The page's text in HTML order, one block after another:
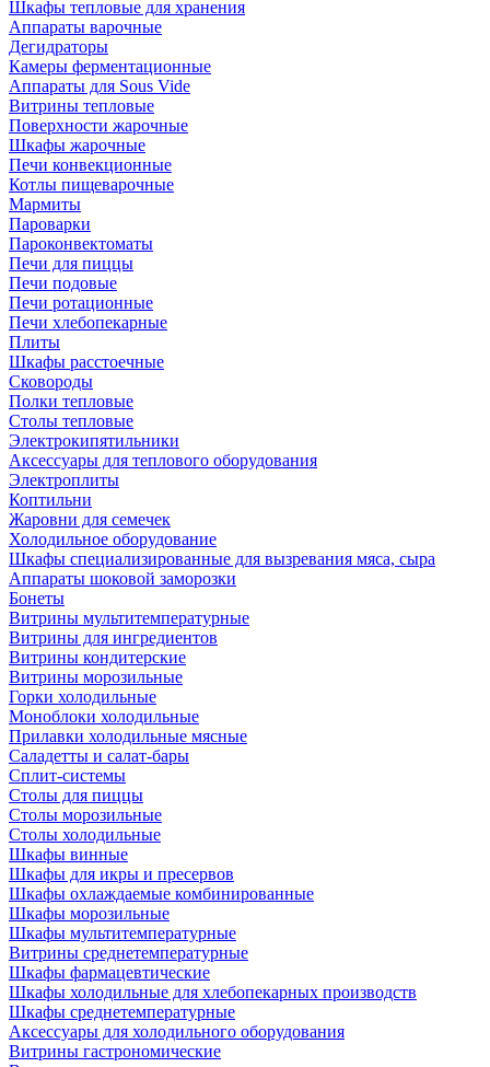
Шкафы тепловые для хранения
Аппараты варочные
Дегидраторы
Камеры ферментационные
Аппараты для Sous Vide
Витрины тепловые
Поверхности жарочные
Шкафы жарочные
Печи конвекционные
Котлы пищеварочные
Мармиты
Пароварки
Пароконвектоматы
Печи для пиццы
Печи подовые
Печи ротационные
Печи хлебопекарные
Плиты
Шкафы расстоечные
Сковороды
Полки тепловые
Столы тепловые
Электрокипятильники
Аксессуары для теплового оборудования
Электроплиты
Коптильни
Жаровни для семечек
Холодильное оборудование
Шкафы специализированные для вызревания мяса, сыра
Аппараты шоковой заморозки
Бонеты
Витрины мультитемпературные
Витрины для ингредиентов
Витрины кондитерские
Витрины морозильные
Горки холодильные
Моноблоки холодильные
Прилавки холодильные мясные
Саладетты и салат-бары
Сплит-системы
Столы для пиццы
Столы морозильные
Столы холодильные
Шкафы винные
Шкафы для икры и пресервов
Шкафы охлаждаемые комбинированные
Шкафы морозильные
Шкафы мультитемпературные
Витрины среднетемпературные
Шкафы фармацевтические
Шкафы холодильные для хлебопекарных производств
Шкафы среднетемпературные
Аксессуары для холодильного оборудования
Витрины гастрономические